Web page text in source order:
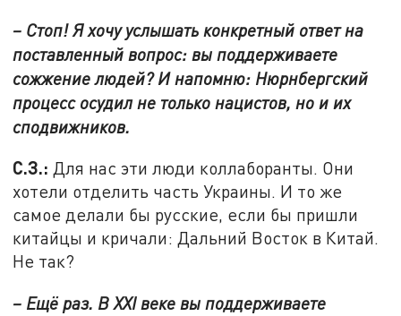
– Стоп! Я хочу услышать конкретный ответ на
поставленный вопрос: вы поддерживаете
сожжение людей? И напомню: Нюрнбергский
процесс осудил не только нацистов, но и их
сподвижников.
С.З.: Для нас эти люди коллаборанты. Они
хотели отделить часть Украины. И то же
самое делали бы русские, если бы пришли
китайцы и кричали: Дальний Восток в Китай.
Не так?
– Ещё раз. В XXI веке вы поддерживаете